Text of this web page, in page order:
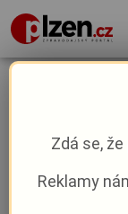
Zdá se,
Reklamy